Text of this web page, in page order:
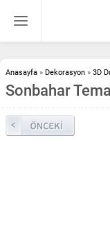
Anasayfa » Dekorasyon » 3D
Sonbahar